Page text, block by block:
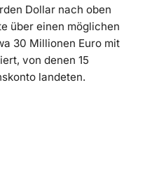
Dollar nach oben
über einen möglichen
30 Millionen Euro mit
von denen 15
landeten.